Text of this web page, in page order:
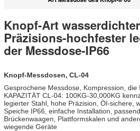
Knopf-Art
Präzisions-hochfester
der Messdose-IP66
Knopf-Messdosen, CL-04
Gesprochene Messdose, Kompression, die
KAPAZITÄT CL-04: 100KG-30,000KG
legierter Stahl, hohe Präzision, Öl-sichere,
Speiche IP66, einfache Installation,
Brückenwaagen, Plattformskalen und
wiegende Geräte